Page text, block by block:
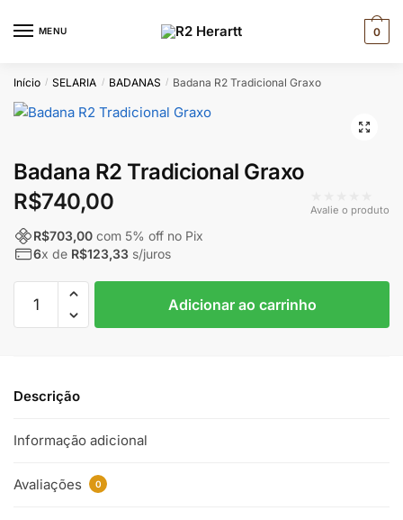
MENU 0
Início / SELARIA / BADANAS / Badana R2 Tradicional Graxo
🔍
Badana R2 Tradicional Graxo
R$740,00 Avalie o produto
R$703,00 com 5% off no Pix
6x de R$123,33 s/juros
Adicionar ao carrinho
Descrição
Informação adicional
Avaliações 0